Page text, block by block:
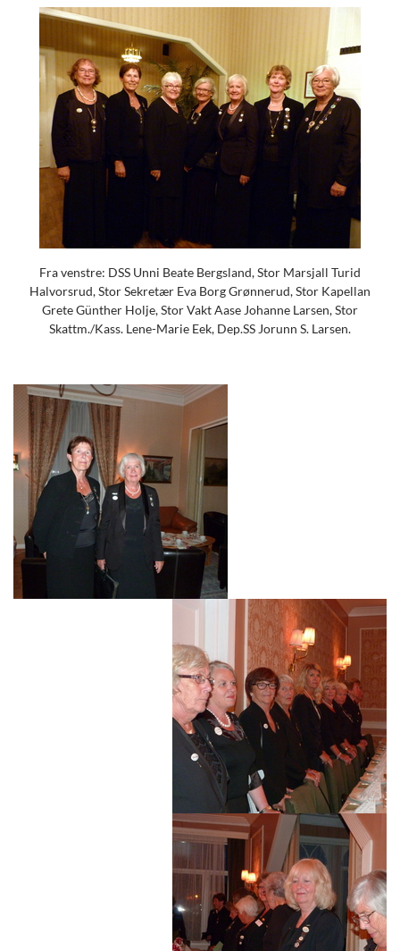
Fra venstre: DSS Unni Beate Bergsland, Stor Marsjall Turid
Halvorsrud, Stor Sekretær Eva Borg Grønnerud, Stor Kapellan
Grete Günther Holje, Stor Vakt Aase Johanne Larsen, Stor
Skattm./Kass. Lene-Marie Eek, Dep.SS Jorunn S. Larsen.